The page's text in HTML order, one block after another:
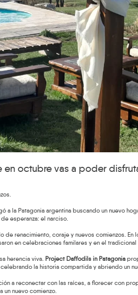
octubre vas a poder
a la Patagonia argentina buscando un nuevo
esperanza: el narciso.
de renacimiento, coraje y nuevos comienzos.
en celebraciones familares y en el
herencia viva. Project Daffodils in Patagonia
la historia compartida y abriendo un
a reconectar con las raíces, a florecer con
nuevo comienzo.